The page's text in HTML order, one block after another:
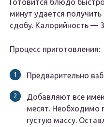
Готовится блюдо
минут удаётся
сдобу. Калорийность —
Процесс приготовления:
Предварительно
Добавляют все
месят. Необходимо
густую массу.